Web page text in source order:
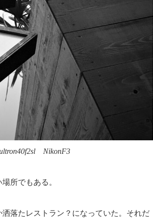
NikonF3
所でもある。
落たレストラン？になっていた。それだ